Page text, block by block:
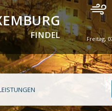
FINDEL Freitag,